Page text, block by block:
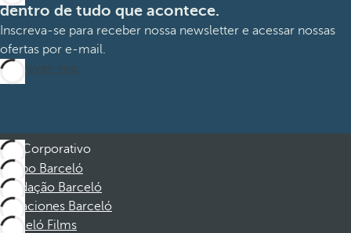
dentro de tudo que acontece.
Inscreva-se para receber nossa newsletter e acessar nossas
ofertas por e-mail.
Inscrever-me
Corporativo
Grupo Barceló
Fundação Barceló
Vacaciones Barceló
Barceló Films